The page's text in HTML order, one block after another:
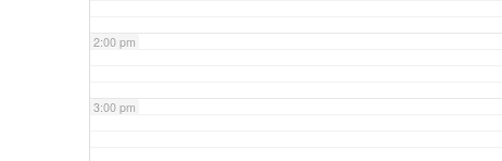
2:00 pm
3:00 pm